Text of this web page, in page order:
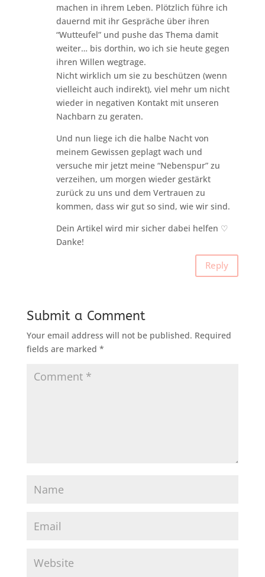
machen in ihrem Leben. Plötzlich führe ich
dauernd mit ihr Gespräche über ihren
“Wutteufel” und pushe das Thema damit
weiter… bis dorthin, wo ich sie heute gegen
ihren Willen wegtrage.
Nicht wirklich um sie zu beschützen (wenn
vielleicht auch indirekt), viel mehr um nicht
wieder in negativen Kontakt mit unseren
Nachbarn zu geraten.
Und nun liege ich die halbe Nacht von
meinem Gewissen geplagt wach und
versuche mir jetzt meine “Nebenspur” zu
verzeihen, um morgen wieder gestärkt
zurück zu uns und dem Vertrauen zu
kommen, dass wir gut so sind, wie wir sind.
Dein Artikel wird mir sicher dabei helfen ♡
Danke!
Reply
Submit a Comment
Your email address will not be published. Required
fields are marked *